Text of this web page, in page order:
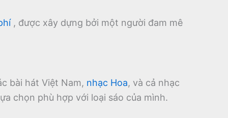
, được xây dựng bởi một người đam mê
bài hát Việt Nam, nhạc Hoa, và cả nhạc
chọn phù hợp với loại sáo của mình.